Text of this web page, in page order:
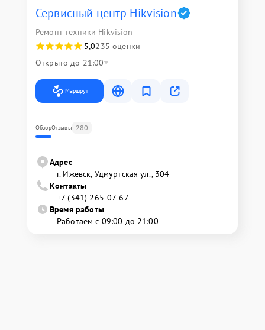
Сервисный центр Hikvision
Ремонт техники Hikvision
5,0235 оценки
Открыто до 21:00
Маршрут
ОбзорОтзывы 280
Адрес
г. Ижевск, Удмуртская ул., 304
Контакты
+7 (341) 265-07-67
Время работы
Работаем с 09:00 до 21:00